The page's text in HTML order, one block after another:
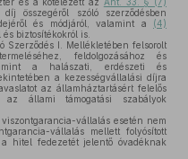
összegéről szóló szerződésben
és módjáról, valamint a (4)
biztosítékokról is.
Szerződés I. Mellékletében felsorolt
feldolgozásához és
a halászati, erdészeti és
a kezességvállalási díjra
az államháztartásért felelős
állami támogatási szabályok
vállalás esetén nem
vállalás mellett folyósított
hitel fedezetét jelentő óvadéknak